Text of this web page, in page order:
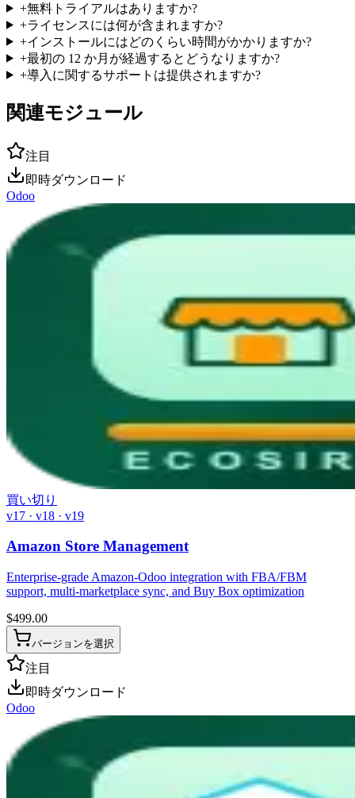
+無料トライアルはありますか?
+ライセンスには何が含まれますか?
+インストールにはどのくらい時間がかかりますか?
+最初の 12 か月が経過するとどうなりますか?
+導入に関するサポートは提供されますか?
関連モジュール
注目
即時ダウンロード
Odoo
買い切り
v17 · v18 · v19
Amazon Store Management
Enterprise-grade Amazon-Odoo integration with FBA/FBM
support, multi-marketplace sync, and Buy Box optimization
$499.00
バージョンを選択
注目
即時ダウンロード
Odoo